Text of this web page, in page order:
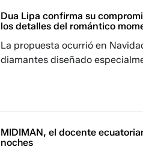
Dua Lipa confirma su
los detalles del romántico
La propuesta ocurrió en
diamantes diseñado
MIDIMAN, el docente
noches